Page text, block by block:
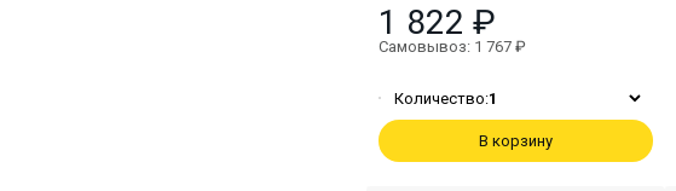
1 822 ₽
Самовывоз: 1 767 ₽
Количество:1
В корзину